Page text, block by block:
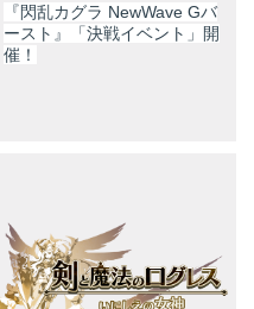
『閃乱カグラ NewWave Gバ
ースト』「決戦イベント」開
催！